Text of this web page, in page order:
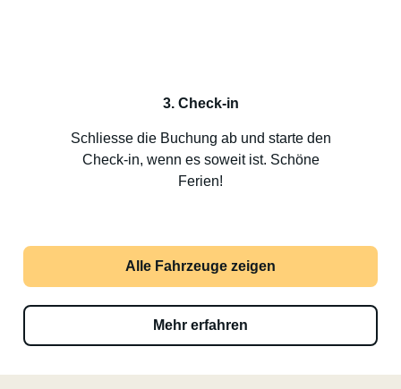
3. Check-in
Schliesse die Buchung ab und starte den
Check-in, wenn es soweit ist. Schöne
Ferien!
Alle Fahrzeuge zeigen
Mehr erfahren